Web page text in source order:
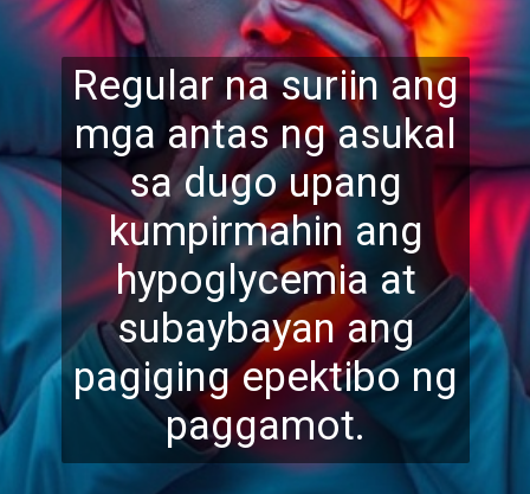
Regular na suriin ang
mga antas ng asukal
sa dugo upang
kumpirmahin ang
hypoglycemia at
subaybayan ang
pagiging epektibo ng
paggamot.